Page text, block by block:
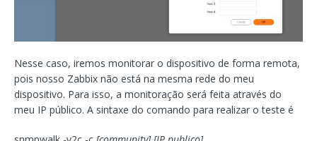
Nesse caso, iremos monitorar o dispositivo de forma remota,
pois nosso Zabbix não está na mesma rede do meu
dispositivo. Para isso, a monitoração será feita através do
meu IP público. A sintaxe do comando para realizar o teste é